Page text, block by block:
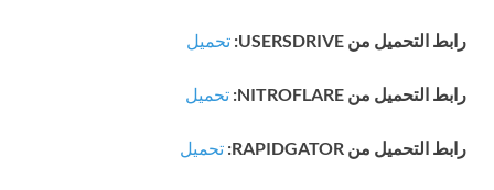
رابط التحميل من USERSDRIVE: تحميل
رابط التحميل من NITROFLARE: تحميل
رابط التحميل من RAPIDGATOR: تحميل